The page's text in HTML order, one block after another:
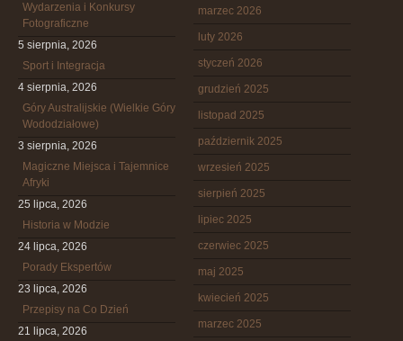
Wydarzenia i Konkursy
Fotograficzne
5 sierpnia, 2026
Sport i Integracja
4 sierpnia, 2026
Góry Australijskie (Wielkie Góry
Wododziałowe)
3 sierpnia, 2026
Magiczne Miejsca i Tajemnice
Afryki
25 lipca, 2026
Historia w Modzie
24 lipca, 2026
Porady Ekspertów
23 lipca, 2026
Przepisy na Co Dzień
21 lipca, 2026
marzec 2026
luty 2026
styczeń 2026
grudzień 2025
listopad 2025
październik 2025
wrzesień 2025
sierpień 2025
lipiec 2025
czerwiec 2025
maj 2025
kwiecień 2025
marzec 2025